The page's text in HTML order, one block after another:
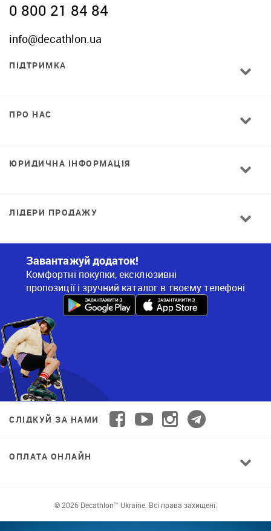
0 800 21 84 84
info@decathlon.ua
ПІДТРИМКА
ПРО НАС
ЮРИДИЧНА ІНФОРМАЦІЯ
ЛІДЕРИ ПРОДАЖУ
Завантажуй додаток!
Комфортні покупки, ексклюзивні
пропозиції і зручний каталог в твоєму телефоні
СЛІДКУЙ ЗА НАМИ
ОПЛАТА ОНЛАЙН
© 2026 Decathlon™ Ukraine. Всі права захищені.